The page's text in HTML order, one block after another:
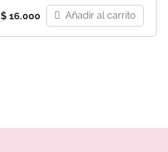
El
$ 16.000
precio
Añadir al carrito